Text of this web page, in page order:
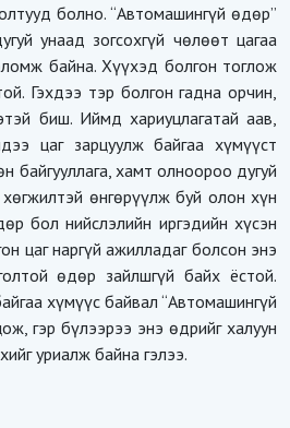
болно. “Автомашингүй өдөр”
унаад зогсохгүй чөлөөт цагаа
байна. Хүүхэд болгон тоглож
Гэхдээ тэр болгон гадна орчин,
биш. Иймд хариуцлагатай аав,
цаг зарцуулж байгаа хүмүүст
байгууллага, хамт олноороо дугуй
өнгөрүүлж буй олон хүн
бол нийслэлийн иргэдийн хүсэн
цаг наргүй ажилладаг болсон энэ
өдөр зайлшгүй байх ёстой.
хүмүүс байвал “Автомашингүй
гэр бүлээрээ энэ өдрийг халуун
уриалж байна гэлээ.